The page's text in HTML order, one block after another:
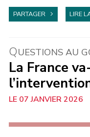
PARTAGER LIRE
QUESTIONS AU
La France
07 JANVIER 2026